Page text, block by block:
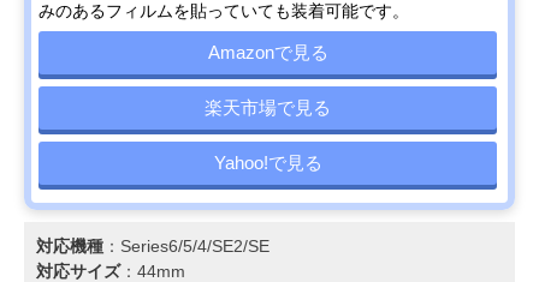
みのあるフィルムを貼っていても装着可能です。
Amazonで見る
楽天市場で見る
Yahoo!で見る
対応機種 ：Series6/5/4/SE2/SE
対応サイズ：44mm